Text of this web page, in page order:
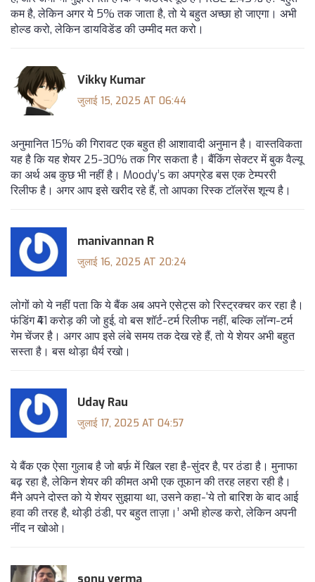
कम है, लेकिन अगर ये 5% तक जाता है, तो ये बहुत अच्छा हो जाएगा। अभी
होल्ड करो, लेकिन डायविडेंड की उम्मीद मत करो।
Vikky Kumar
जुलाई 15, 2025 AT 06:44
अनुमानित 15% की गिरावट एक बहुत ही आशावादी अनुमान है। वास्तविकता
यह है कि यह शेयर 25-30% तक गिर सकता है। बैंकिंग सेक्टर में बुक वैल्यू
का अर्थ अब कुछ भी नहीं है। Moody’s का अपग्रेड बस एक टेम्पररी
रिलीफ है। अगर आप इसे खरीद रहे हैं, तो आपका रिस्क टॉलरेंस शून्य है।
manivannan R
जुलाई 16, 2025 AT 20:24
लोगों को ये नहीं पता कि ये बैंक अब अपने एसेट्स को रिस्ट्रक्चर कर रहा है।
फंडिंग ₹41 करोड़ की जो हुई, वो बस शॉर्ट-टर्म रिलीफ नहीं, बल्कि लॉन्ग-टर्म
गेम चेंजर है। अगर आप इसे लंबे समय तक देख रहे हैं, तो ये शेयर अभी बहुत
सस्ता है। बस थोड़ा धैर्य रखो।
Uday Rau
जुलाई 17, 2025 AT 04:57
ये बैंक एक ऐसा गुलाब है जो बर्फ़ में खिल रहा है-सुंदर है, पर ठंडा है। मुनाफा
बढ़ रहा है, लेकिन शेयर की कीमत अभी एक तूफान की तरह लहरा रही है।
मैंने अपने दोस्त को ये शेयर सुझाया था, उसने कहा-‘ये तो बारिश के बाद आई
हवा की तरह है, थोड़ी ठंडी, पर बहुत ताज़ा।’ अभी होल्ड करो, लेकिन अपनी
नींद न खोओ।
sonu verma